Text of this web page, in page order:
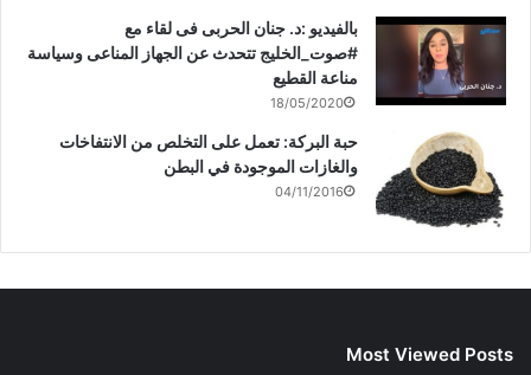
بالفيديو :د. جنان الحربى فى لقاء مع
#صوت_الخليج تتحدث عن الجهاز المناعى وسياسة
مناعة القطيع
18/05/2020
حبة البركة: تعمل على التخلص من الانتفاخات
والغازات الموجودة في البطن
04/11/2016
Most Viewed Posts